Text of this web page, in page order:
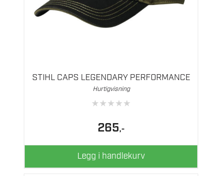
STIHL CAPS LEGENDARY PERFORMANCE
Hurtigvisning
★★★★★
265,-
Legg i handlekurv